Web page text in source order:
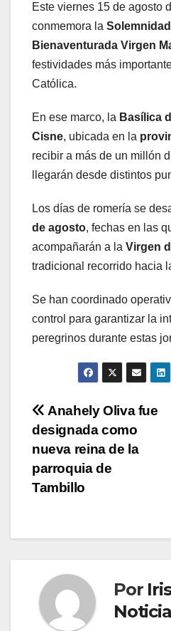
Este viernes 15 de agosto
conmemora la
Bienaventurada Virgen
festividades más
Católica.
En ese marco, la Basílica
Cisne, ubicada en la
recibir a más de un millón
llegarán desde distintos
Los días de romería se
de agosto, fechas en las
acompañarán a la Virgen
tradicional recorrido hacia
Se han coordinado
control para garantizar la
peregrinos durante estas
Navegación
de
entradas
Anahely Oliva fue
designada como
nueva reina de la
parroquia de
Tambillo
Por